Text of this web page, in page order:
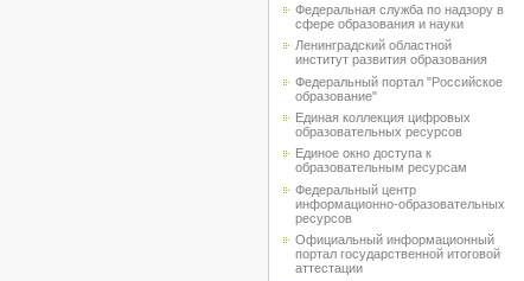
Федеральная служба по надзору в
сфере образования и науки
Ленинградский областной
институт развития образования
Федеральный портал "Российское
образование"
Единая коллекция цифровых
образовательных ресурсов
Единое окно доступа к
образовательным ресурсам
Федеральный центр
информационно-образовательных
ресурсов
Официальный информационный
портал государственной итоговой
аттестации